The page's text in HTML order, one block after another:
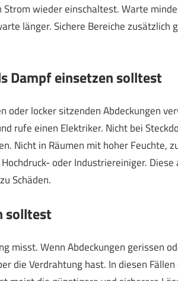
wieder einschaltest. Warte
länger. Sichere Bereiche zusätzlich
Dampf einsetzen solltest
oder locker sitzenden Abdeckungen
rufe einen Elektriker. Nicht bei
Nicht in Räumen mit hoher Feuchte,
oder Industriereiniger.
Schäden.
solltest
misst. Wenn Abdeckungen gerissen
die Verdrahtung hast. In diesen